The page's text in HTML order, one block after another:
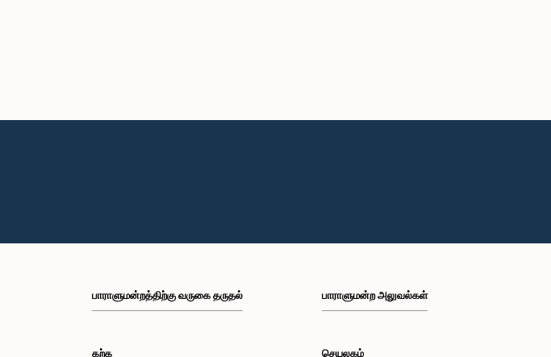
பாராளுமன்றத்திற்கு வருகை தருதல்
கற்க
பாராளுமன்ற அலுவல்கள்
செயலகம்